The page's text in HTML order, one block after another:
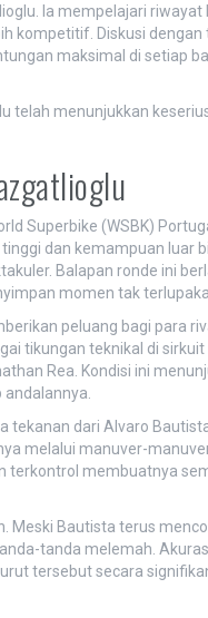
Ia mempelajari riwayat
kompetitif. Diskusi dengan
maksimal di setiap
telah menunjukkan
Superbike (WSBK)
dan kemampuan luar
Balapan ronde ini
momen tak
peluang bagi para
tikungan teknikal di sirkuit
Rea. Kondisi ini
tekanan dari Alvaro
melalui manuver-
terkontrol membuatnya
Meski Bautista terus
tanda melemah.
tersebut secara